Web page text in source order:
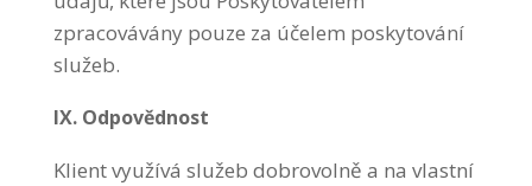
zpracovávány pouze za účelem poskytování
služeb.
IX. Odpovědnost
Klient využívá služeb dobrovolně a na vlastní